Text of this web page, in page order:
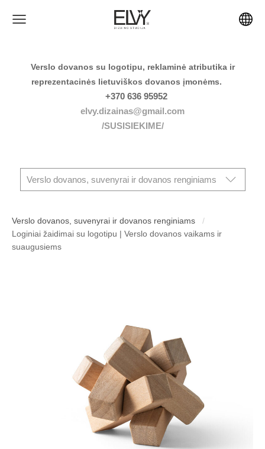
Verslo dovanos su logotipu, reklaminė atributika ir
reprezentacinės lietuviškos dovanos įmonėms.
+370 636 95952
elvy.dizainas@gmail.com
/SUSISIEKIME/
Verslo dovanos, suvenyrai ir dovanos renginiams
Verslo dovanos, suvenyrai ir dovanos renginiams
Loginiai žaidimai su logotipu | Verslo dovanos vaikams ir
suaugusiems